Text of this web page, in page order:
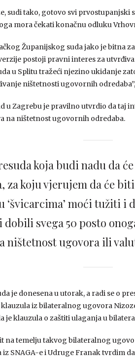
sudi tako, gotovo svi
mora čekati konačnu odluku
Županijskog suda jako je bitna
postoji pravni interes za
u Splitu tražeći njezino ukidanje
ništetnosti ugovornih
u Zagrebu je pravilno utvrdio da taj
na ništetnost ugovornih odredaba.
koja budi nadu da
za koju vjerujem da će
moći tužiti i
svega 50 posto
ništetnost ugovora ili
je donesena u utorak, a radi se o
iz bilateralnog ugovora
je klauzula o zaštiti ulaganja u
na temelju takvog bilateralnog
iz SNAGA-e i Udruge Franak tvrdim